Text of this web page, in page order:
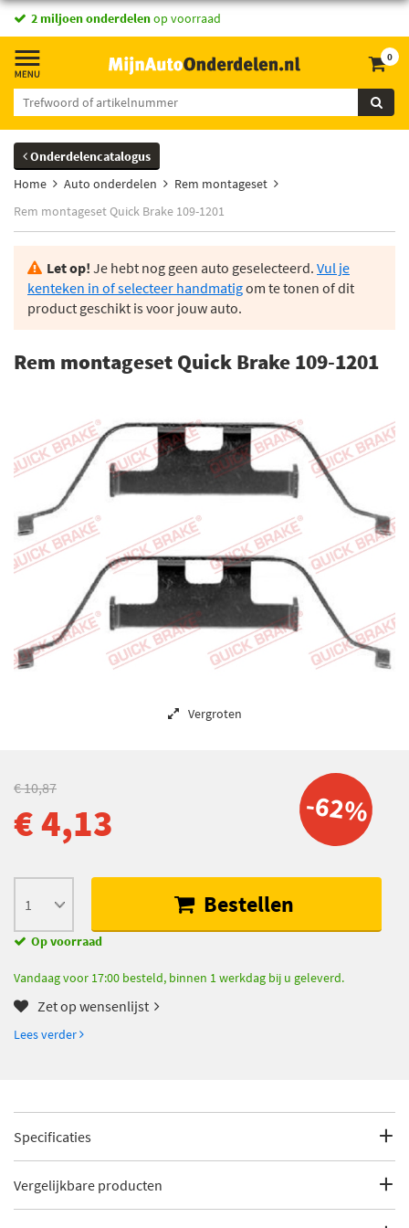
2 miljoen onderdelenop voorraad
0
Onderdelencatalogus
Home
Auto onderdelen
Rem montageset
Rem montageset Quick Brake 109-1201
Let op! Je hebt nog geen auto geselecteerd. Vul je
kenteken in of selecteer handmatigom te tonen of dit
product geschikt is voor jouw auto.
Rem montageset Quick Brake 109-1201
Vergroten
-62%
€ 10,87
€ 4,13
Bestellen
Op voorraad
Vandaag voor 17:00 besteld, binnen 1 werkdag bij u geleverd.
Zet op wensenlijst
Lees verder
Specificaties
Fabrikantcode
109-1201
Vergelijkbare producten